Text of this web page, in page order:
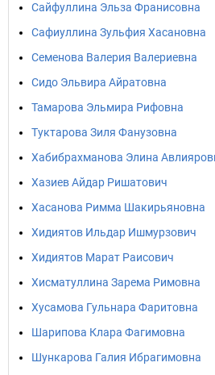
Сайфуллина Эльза Франисовна
Сафиуллина Зульфия Хасановна
Семенова Валерия Валериевна
Сидо Эльвира Айратовна
Тамарова Эльмира Рифовна
Туктарова Зиля Фанузовна
Хабибрахманова Элина
Хазиев Айдар Ришатович
Хасанова Римма Шакирьяновна
Хидиятов Ильдар Ишмурзович
Хидиятов Марат Раисович
Хисматуллина Зарема Римовна
Хусамова Гульнара Фаритовна
Шарипова Клара Фагимовна
Шункарова Галия Ибрагимовна